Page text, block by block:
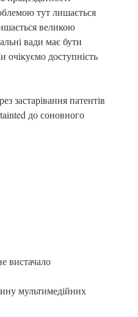
тут лишається
великою
вади має бути
доступність
застарівання патентів
до соновного
вистачало
мультимедійних